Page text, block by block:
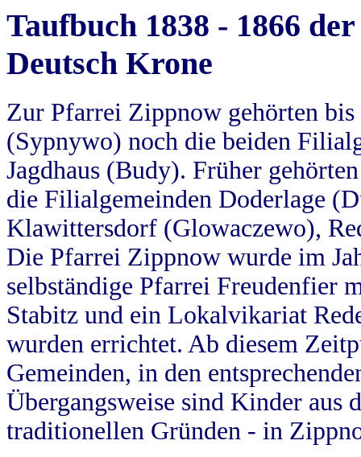
Taufbuch 1838 - 1866
Deutsch Krone
Zur Pfarrei Zippnow gehörten
(Sypnywo) noch die beiden
Jagdhaus (Budy). Früher
die Filialgemeinden Doderlage
Klawittersdorf (Glowaczewo),
Die Pfarrei Zippnow wurde im
selbständige Pfarrei Freudenfier
Stabitz und ein Lokalvikariat
wurden errichtet. Ab diesem
Gemeinden, in den
Übergangsweise sind Kinder aus
traditionellen Gründen - in